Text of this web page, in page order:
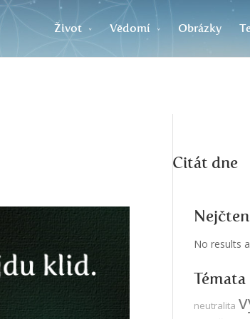
Život Vědomí Obrázky
Citát dne
No results
Témata
neutralita